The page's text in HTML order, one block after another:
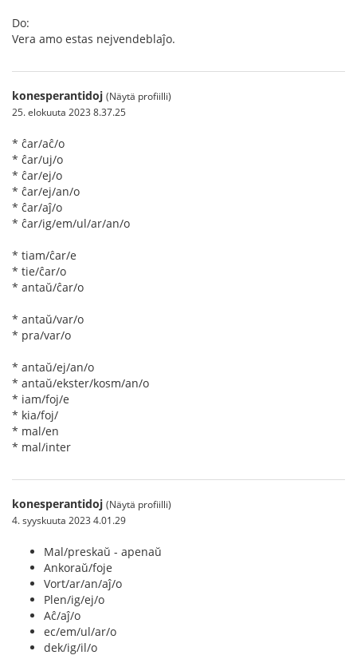
Do:
Vera amo estas nejvendeblaĵo.
konesperantidoj (Näytä profiilli)
25. elokuuta 2023 8.37.25
* ĉar/aĉ/o
* ĉar/uj/o
* ĉar/ej/o
* ĉar/ej/an/o
* ĉar/aĵ/o
* ĉar/ig/em/ul/ar/an/o
* tiam/ĉar/e
* tie/ĉar/o
* antaŭ/ĉar/o
* antaŭ/var/o
* pra/var/o
* antaŭ/ej/an/o
* antaŭ/ekster/kosm/an/o
* iam/foj/e
* kia/foj/
* mal/en
* mal/inter
konesperantidoj (Näytä profiilli)
4. syyskuuta 2023 4.01.29
Mal/preskaŭ - apenaŭ
Ankoraŭ/foje
Vort/ar/an/aĵ/o
Plen/ig/ej/o
Aĉ/aĵ/o
ec/em/ul/ar/o
dek/ig/il/o